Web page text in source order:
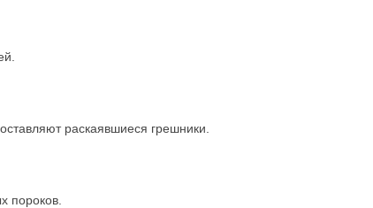
раскаявшиеся грешники.
пороков.